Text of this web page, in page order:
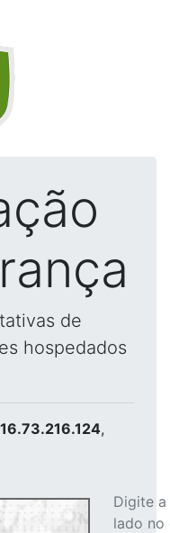
de
hospedados
,
Digite
lado no